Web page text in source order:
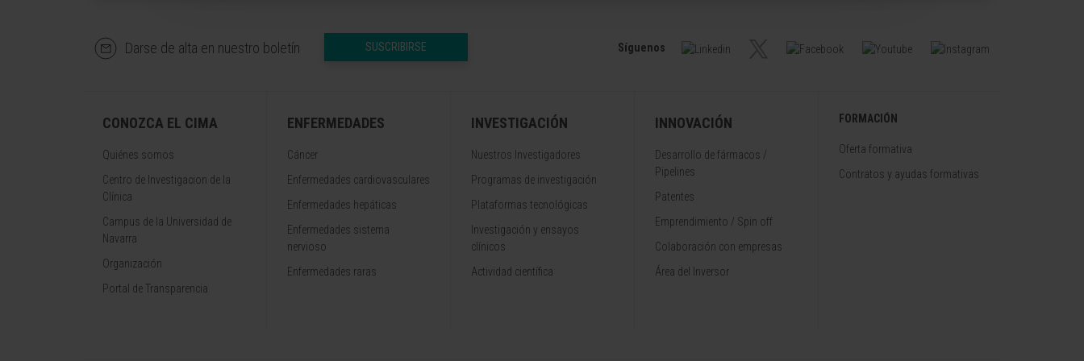
Darse de alta en nuestro boletín SUSCRIBIRSE Síguenos
CONOZCA EL CIMA
Quiénes somos
Centro de Investigacion de la
Clínica
Campus de la Universidad de
Navarra
Organización
Portal de Transparencia
ENFERMEDADES
Cáncer
Enfermedades cardiovasculares
Enfermedades hepáticas
Enfermedades sistema
nervioso
Enfermedades raras
INVESTIGACIÓN
Nuestros Investigadores
Programas de investigación
Plataformas tecnológicas
Investigación y ensayos
clínicos
Actividad científica
INNOVACIÓN
Desarrollo de fármacos /
Pipelines
Patentes
Emprendimiento / Spin off
Colaboración con empresas
Área del Inversor
FORMACIÓN
Oferta formativa
Contratos y ayudas formativas